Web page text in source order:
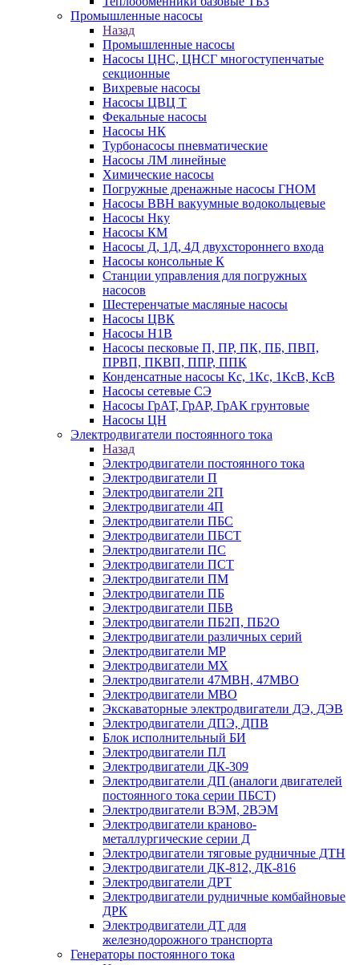
Промышленные насосы
Назад
Промышленные насосы
Насосы ЦНС, ЦНСГ многоступенчатые
секционные
Вихревые насосы
Насосы ЦВЦ Т
Фекальные насосы
Насосы НК
Турбонасосы пневматические
Насосы ЛМ линейные
Химические насосы
Погружные дренажные насосы ГНОМ
Насосы ВВН вакуумные водокольцевые
Насосы Нку
Насосы КМ
Насосы Д, 1Д, 4Д двухстороннего входа
Насосы консольные К
Станции управления для погружных
насосов
Шестеренчатые масляные насосы
Насосы ЦВК
Насосы Н1В
Насосы песковые П, ПР, ПК, ПБ, ПВП,
ПРВП, ПКВП, ППР, ППК
Конденсатные насосы Кс, 1Кс, 1КсВ, КсВ
Насосы сетевые СЭ
Насосы ГрАТ, ГрАР, ГрАК грунтовые
Насосы ЦН
Электродвигатели постоянного тока
Назад
Электродвигатели постоянного тока
Электродвигатели П
Электродвигатели 2П
Электродвигатели 4П
Электродвигатели ПБС
Электродвигатели ПБСТ
Электродвигатели ПС
Электродвигатели ПСТ
Электродвигатели ПМ
Электродвигатели ПБ
Электродвигатели ПБВ
Электродвигатели ПБ2П, ПБ2О
Электродвигатели различных серий
Электродвигатели МР
Электродвигатели MX
Электродвигатели 47MBH, 47МВО
Электродвигатели MBO
Экскаваторные электродвигатели ДЭ, ДЭВ
Электродвигатели ДПЭ, ДПВ
Блок исполнительный БИ
Электродвигатели ПЛ
Электродвигатели ДК-309
Электродвигатели ДП (аналоги двигателей
постоянного тока серии ПБСТ)
Электродвигатели ВЭМ, 2ВЭМ
Электродвигатели краново-
металлургические серии Д
Электродвигатели тяговые рудничные ДТН
Электродвигатели ДК-812, ДК-816
Электродвигатели ДРТ
Электродвигатели рудничные комбайновые
ДРК
Электродвигатели ДТ для
железнодорожного транспорта
Генераторы постоянного тока